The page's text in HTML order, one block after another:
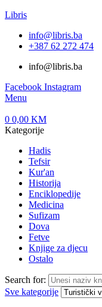
Libris
info@libris.ba
+387 62 272 474​
info@libris.ba
Facebook Instagram
Menu
0 0,00 KM
Kategorije
Hadis
Tefsir
Kur'an
Historija
Enciklopedije
Medicina
Sufizam
Dova
Fetve
Knjige za djecu
Ostalo
Search for:
Sve kategorije